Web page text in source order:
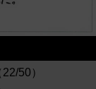
50）